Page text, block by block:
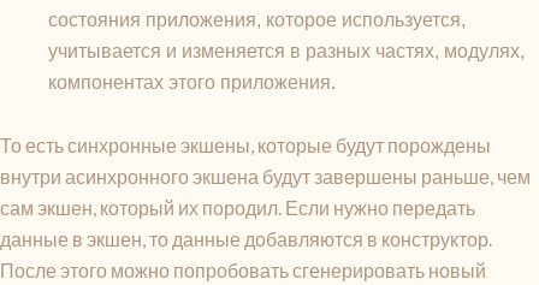
состояния приложения, которое используется,
учитывается и изменяется в разных частях, модулях,
компонентах этого приложения.
То есть синхронные экшены, которые будут порождены
внутри асинхронного экшена будут завершены раньше, чем
сам экшен, который их породил. Если нужно передать
данные в экшен, то данные добавляются в конструктор.
После этого можно попробовать сгенерировать новый